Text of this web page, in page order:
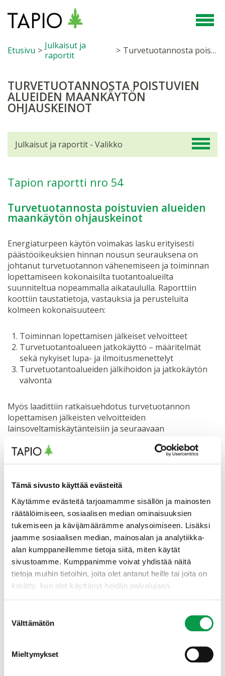
Tämä sivusto käyttää evästeitä
Käytämme evästeitä tarjoamamme sisällön ja mainosten
räätälöimiseen, sosiaalisen median ominaisuuksien
tukemiseen ja kävijämäärämme analysoimiseen. Lisäksi
jaamme sosiaalisen median, mainosalan ja analytiikka-
alan kumppaneillemme tietoja siitä, miten käytät
sivustoamme. Kumppanimme voivat yhdistää näitä
tietoja muihin tietoihin, joita olet antanut heille tai joita on
kerätty, kun olet käyttänyt heidän palvelujaan.
valinta
Välttämätön
Mieltymykset
Etusivu > Julkaisut ja
raportit
> Turvetuotannosta poistuvien alueiden maankäytön ohjauskeinot
TURVETUOTANNOSTA POISTUVIEN
ALUEIDEN MAANKÄYTÖN
OHJAUSKEINOT
Tapion raportti nro 54
Turvetuotannosta poistuvien alueiden
maankäytön ohjauskeinot
Energiaturpeen käytön voimakas lasku erityisesti
päästöoikeuksien hinnan nousun seurauksena on
johtanut turvetuotannon vähenemiseen ja toiminnan
lopettamiseen kokonaisilta tuotantoalueilta
suunniteltua nopeammalla aikataululla. Raporttiin
koottiin taustatietoja, vastauksia ja perusteluita
kolmeen kokonaisuuteen:
Toiminnan lopettamisen jälkeiset velvoitteet
Turvetuotantoalueen jatkokäyttö – määritelmät
sekä nykyiset lupa- ja ilmoitusmenettelyt
Turvetuotantoalueiden jälkihoidon ja jatkokäytön
valvonta
Myös laadittiin ratkaisuehdotus turvetuotannon
lopettamisen jälkeisten velvoitteiden
lainsoveltamiskäytänteisiin ja seuraavaan
Lataa Turvetuotannosta poistuvien alueiden
Julkaisut ja raportit - Valikko